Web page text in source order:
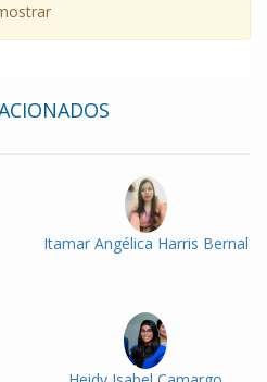
Itamar Angélica Harris Bernal